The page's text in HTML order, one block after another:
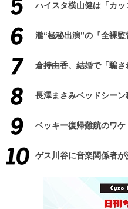
ハイスタ横山健は「カッ
瀧“極秘出演”の『全裸監
倉持由香、結婚で「騙さ
長澤まさみベッドシーン
ベッキー復帰難航のワケ
ゲス川谷に音楽関係者が